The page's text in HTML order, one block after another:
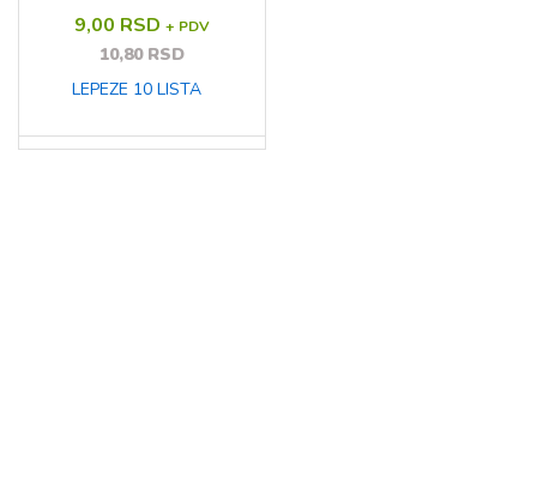
9,00 RSD + PDV
10,80 RSD
LEPEZE 10 LISTA